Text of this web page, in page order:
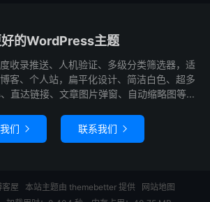
的WordPress主题
收录推送、人机验证、多级分类筛选器，适
客、个人站，扁平化设计、简洁白色、超多
直达链接、文章图片弹窗、自动缩略图等...
们  联系我们 
客屋 本站主题由 themebetter提供
网站地图